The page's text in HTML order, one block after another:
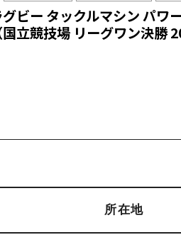
ビー タックルマシン パワ
立競技場 リーグワン決勝
所在地